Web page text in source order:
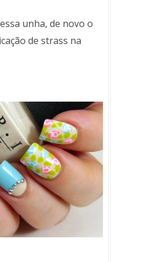
unha, de novo o
de strass na